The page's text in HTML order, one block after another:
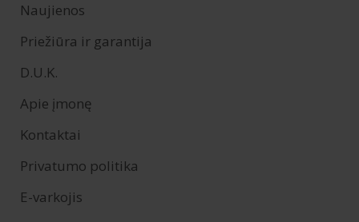
Naujienos
Priežiūra ir garantija
D.U.K.
Apie įmonę
Kontaktai
Privatumo politika
E-varkojis